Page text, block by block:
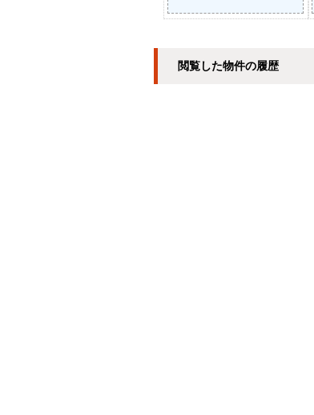
閲覧した物件の履歴